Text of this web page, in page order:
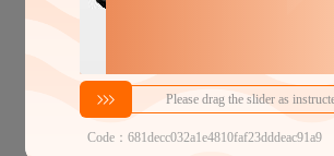
分销代发
1件价格￥6.5 官方